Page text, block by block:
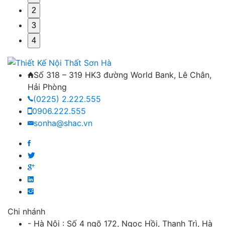
2
3
4
Số 318 – 319 HK3 đường World Bank, Lê Chân,
Hải Phòng
(0225) 2.222.555
0906.222.555
sonha@shac.vn
Chi nhánh
- Hà Nội : Số 4 ngõ 172, Ngọc Hồi, Thanh Trì, Hà